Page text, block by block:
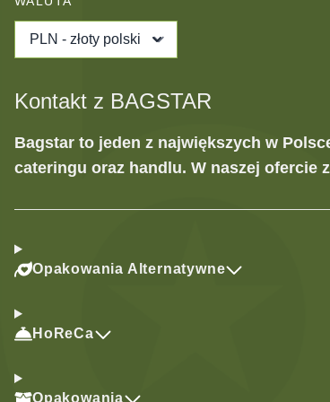
PLN - złoty polski
Kontakt z BAGSTAR
Bagstar to jeden z największych w
cateringu oraz handlu. W naszej
Opakowania Alternatywne
HoReCa
Opakowania